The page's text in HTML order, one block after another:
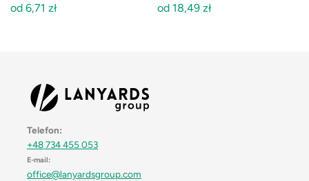
od 6,71 zł od 18,49 zł
Telefon:
+48 734 455 053
E-mail:
office@lanyardsgroup.com